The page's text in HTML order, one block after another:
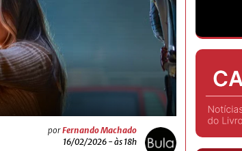
porFernando Machado
16/02/2026 - às 18h